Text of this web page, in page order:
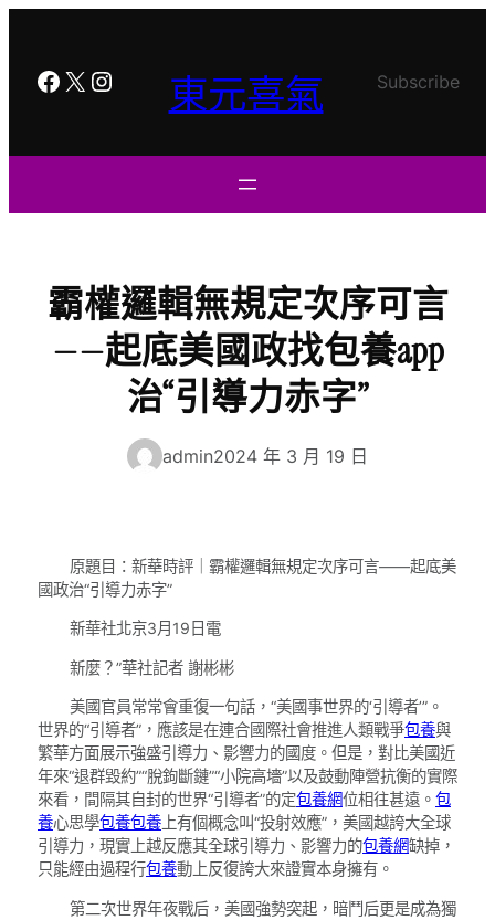
容
Facebook
X Instagram東元喜氣 Subscribe
霸權邏輯無規定次序可言
——起底美國政找包養app
治“引導力赤字”
admin2024 年 3 月 19 日
原題目：新華時評｜霸權邏輯無規定次序可言——起底美
國政治“引導力赤字”
新華社北京3月19日電
新麼？”華社記者 謝彬彬
美國官員常常會重復一句話，“美國事世界的‘引導者’”。
世界的“引導者”，應該是在連合國際社會推進人類戰爭包養與
繁華方面展示強盛引導力、影響力的國度。但是，對比美國近
年來“退群毀約”“脫鉤斷鏈”“小院高墻”以及鼓動陣營抗衡的實際
來看，間隔其自封的世界“引導者”的定包養網位相往甚遠。 包
養心思學包養包養 上有個概念叫“投射效應”，美國越誇大全球
引導力，現實上越反應其全球引導力、影響力的包養網缺掉，
只能經由過程行包養動上反復誇大來證實本身擁有。
第二次世界年夜戰后，美國強勢突起，暗鬥后更是成為獨